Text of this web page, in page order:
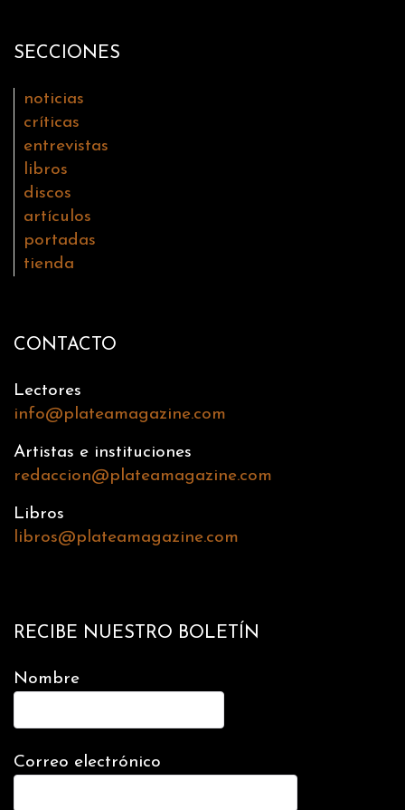
SECCIONES
noticias
críticas
entrevistas
libros
discos
artículos
portadas
tienda
CONTACTO
Lectores
info@plateamagazine.com
Artistas e instituciones
redaccion@plateamagazine.com
Libros
libros@plateamagazine.com
RECIBE NUESTRO BOLETÍN
Nombre
Correo electrónico